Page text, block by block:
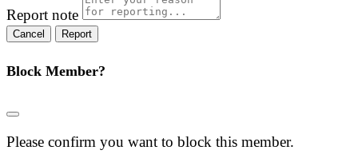
Report note
Report
Block Member?
Please confirm you want to block this member.